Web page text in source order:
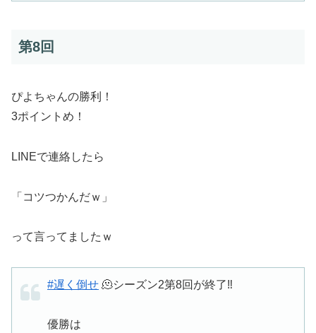
第8回
ぴよちゃんの勝利！
3ポイントめ！
LINEで連絡したら
「コツつかんだｗ」
って言ってましたｗ
#遅く倒せ 🫠シーズン2第8回が終了‼️
優勝は